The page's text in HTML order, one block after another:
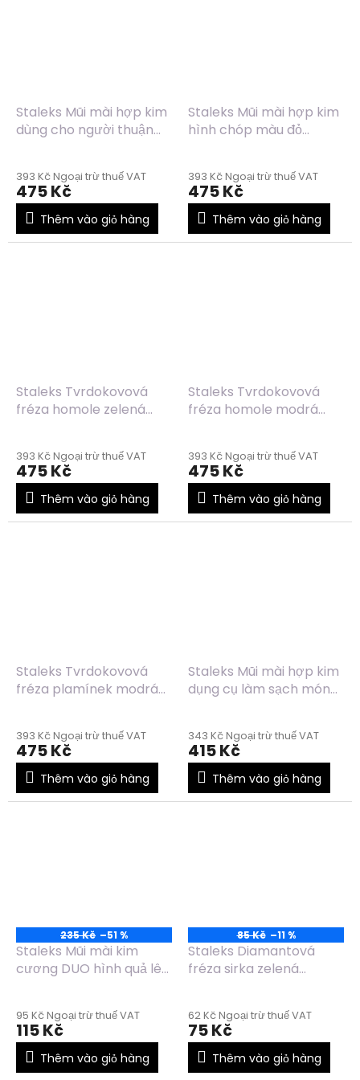
Staleks Mũi mài hợp kim
dùng cho người thuận
FT73B060/14
393 Kč Ngoại trừ thuế VAT
475 Kč
Thêm vào giỏ hàng
Staleks Mũi mài hợp kim
hình chóp màu đỏ
393 Kč Ngoại trừ thuế VAT
475 Kč
Thêm vào giỏ hàng
Staleks Tvrdokovová
fréza homole zelená
393 Kč Ngoại trừ thuế VAT
475 Kč
Thêm vào giỏ hàng
Staleks Tvrdokovová
fréza homole modrá
393 Kč Ngoại trừ thuế VAT
475 Kč
Thêm vào giỏ hàng
Staleks Tvrdokovová
fréza plamínek modrá
393 Kč Ngoại trừ thuế VAT
475 Kč
Thêm vào giỏ hàng
Staleks Mũi mài hợp kim
dụng cụ làm sạch móng
343 Kč Ngoại trừ thuế VAT
415 Kč
Thêm vào giỏ hàng
235 Kč –51 %
Staleks Mũi mài kim
cương DUO hình quả lê
95 Kč Ngoại trừ thuế VAT
115 Kč
Thêm vào giỏ hàng
85 Kč –11 %
Staleks Diamantová
fréza sirka zelená
62 Kč Ngoại trừ thuế VAT
75 Kč
Thêm vào giỏ hàng